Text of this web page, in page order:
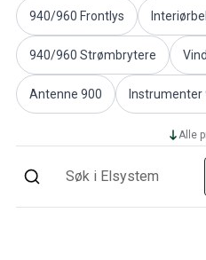
Amazon Karosseri
Amazon Bremsesystem
Amazon Kjølesystem
Amazon Elektrisk Anlegg
Amazon motordeler
Amazon motorregulering
Amazon drivstoff-/eksosanlegg
Amazon interiør
940/960 Frontlys
940/960 Strømbrytere
Antenne 900 Instrumenter
Alle